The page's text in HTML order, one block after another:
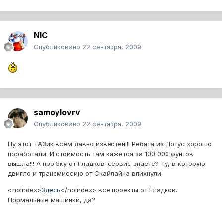
NIC
Опубликовано 22 сентября, 2009
samoylovrv
Опубликовано 22 сентября, 2009
Ну этот ТАЗик всем давно известен!!! Ребята из Лотус хорошо
поработали. И стоимость там кажется за 100 000 фунтов
вышла!!! А про 5ку от Гладков-сервис знаете? Ту, в которую
двигло и трансмиссию от Скайлайна впихнули.
<noindex>Здесь</noindex> все проекты от Гладков.
Нормальные машинки, да?